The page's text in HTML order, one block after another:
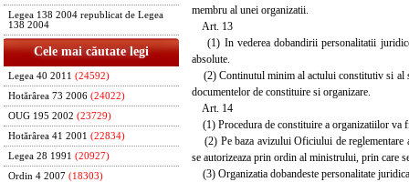
Legea 138 2004 republicat de Legea
138 2004
Cele mai căutate legi
Legea 40 2011 (24592)
Hotărârea 73 2006 (24022)
OUG 195 2002 (23729)
Hotărârea 41 2001 (22834)
Legea 28 1991 (20927)
Ordin 4 2007 (18303)
membru al unei organizatii.
Art. 13
(1) In vederea dobandirii personalitatii
absolute.
(2) Continutul minim al actului constitutiv si al
documentelor de constituire si organizare.
Art. 14
(1) Procedura de constituire a organizatiilor va
(2) Pe baza avizului Oficiului de reglementare
se autorizeaza prin ordin al ministrului, prin care
(3) Organizatia dobandeste personalitate